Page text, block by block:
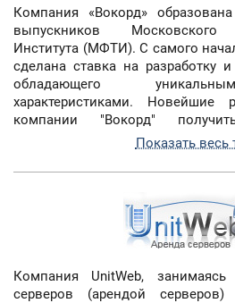
атомными электростанциями
является одним из лидеров
промышленности, занимает
запасам урана и пятое по объёму
место в мире по производству
контролирует 40 % мирового
урана и 16,3 % рынка ядерного
Компания «Вокорд»
выпускников Московского
Института (МФТИ). С самого
сделана ставка на разработку
обладающего
характеристиками. Новейшие
компании "Вокорд"
Инновационного центра
технологии» с проектом
коммерциализация технологий
моделирования и
Показать весь
Компания UnitWeb,
серверов (арендой